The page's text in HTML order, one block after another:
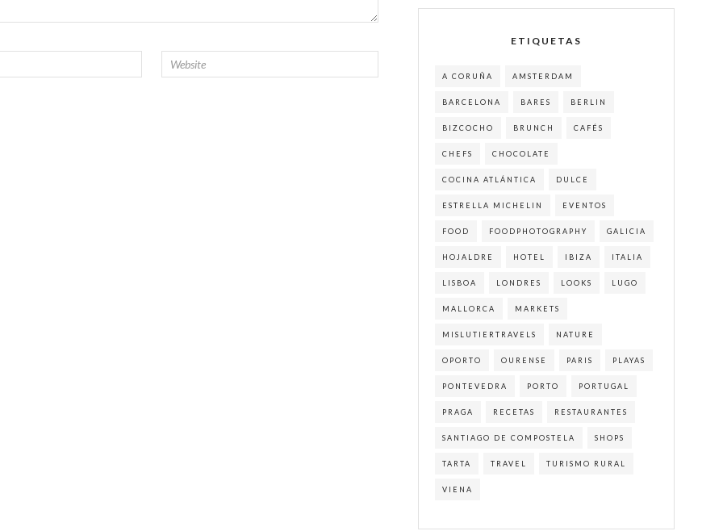
ETIQUETAS
A CORUÑA AMSTERDAM
BARCELONA BARES BERLIN
BIZCOCHO BRUNCH CAFÉS
CHEFS CHOCOLATE
COCINA ATLÁNTICA DULCE
ESTRELLA MICHELIN EVENTOS
FOOD FOODPHOTOGRAPHY GALICIA
HOJALDRE HOTEL IBIZA ITALIA
LISBOA LONDRES LOOKS LUGO
MALLORCA MARKETS
MISLUTIERTRAVELS NATURE
OPORTO OURENSE PARIS PLAYAS
PONTEVEDRA PORTO PORTUGAL
PRAGA RECETAS RESTAURANTES
SANTIAGO DE COMPOSTELA SHOPS
TARTA TRAVEL TURISMO RURAL
VIENA